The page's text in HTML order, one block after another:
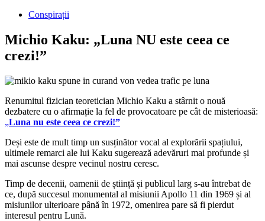
Conspirații
Michio Kaku: „Luna NU este ceea ce
crezi!”
Renumitul fizician teoretician Michio Kaku a stârnit o nouă
dezbatere cu o afirmație la fel de provocatoare pe cât de misterioasă:
„Luna nu este ceea ce crezi!”
Deși este de mult timp un susținător vocal al explorării spațiului,
ultimele remarci ale lui Kaku sugerează adevăruri mai profunde și
mai ascunse despre vecinul nostru ceresc.
Timp de decenii, oamenii de știință și publicul larg s-au întrebat de
ce, după succesul monumental al misiunii Apollo 11 din 1969 și al
misiunilor ulterioare până în 1972, omenirea pare să fi pierdut
interesul pentru Lună.